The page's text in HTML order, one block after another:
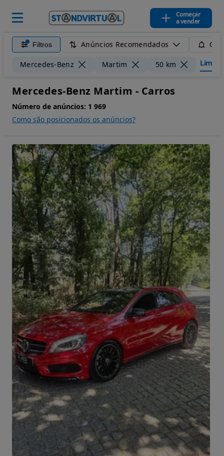
Começar
a vender
Filtros Anúncios Recomendados
Mercedes-Benz Martim 50 km
Mercedes-Benz Martim - Carros
Número de anúncios: 1 969
Como são posicionados os anúncios?